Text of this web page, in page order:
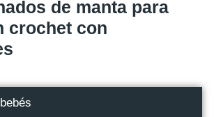
de manta para
crochet con